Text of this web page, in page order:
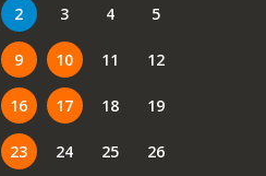
2 3 4 5
9 10 11 12
16 17 18 19
23 24 25 26